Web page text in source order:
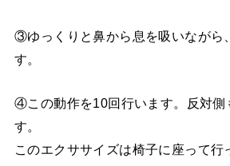
③ゆっくりと鼻から息を吸いながら
す。
④この動作を10回行います。反対側
す。
このエクササイズは椅子に座って行